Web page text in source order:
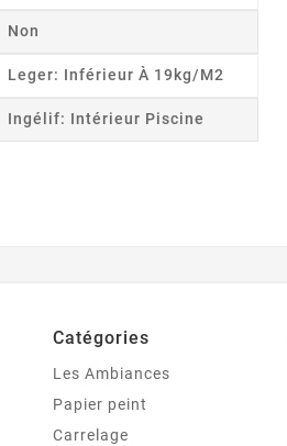
Non
Leger: Inférieur À 19kg/m2
Ingélif: Intérieur Piscine
Catégories
Les Ambiances
Papier peint
Carrelage